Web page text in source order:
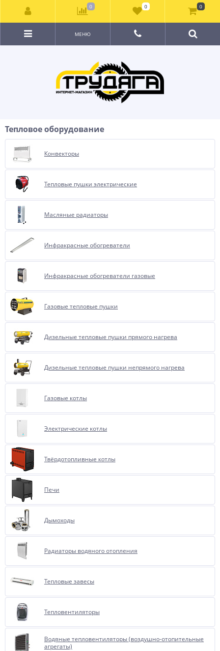
МЕНЮ
Тепловое оборудование
Конвекторы
Тепловые пушки электрические
Масляные радиаторы
Инфракрасные обогреватели
Инфракрасные обогреватели газовые
Газовые тепловые пушки
Дизельные тепловые пушки прямого нагрева
Дизельные тепловые пушки непрямого нагрева
Газовые котлы
Электрические котлы
Твёрдотопливные котлы
Печи
Дымоходы
Радиаторы водяного отопления
Тепловые завесы
Тепловентиляторы
Водяные тепловентиляторы (воздушно-отопительные
агрегаты)
0 0 0